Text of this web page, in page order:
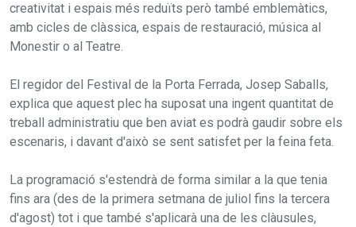
creativitat i espais més reduïts però també emblemàtics,
amb cicles de clàssica, espais de restauració, música al
Monestir o al Teatre.
El regidor del Festival de la Porta Ferrada, Josep Saballs,
explica que aquest plec ha suposat una ingent quantitat de
treball administratiu que ben aviat es podrà gaudir sobre els
escenaris, i davant d'això se sent satisfet per la feina feta.
La programació s'estendrà de forma similar a la que tenia
fins ara (des de la primera setmana de juliol fins la tercera
d'agost) tot i que també s'aplicarà una de les clàusules,